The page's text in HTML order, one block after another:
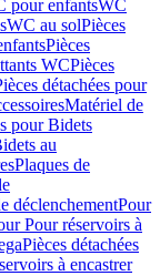
pour enfantsWC
WC au solPièces
Pièces
WCPièces
détachées pour
Matériel de
pour Bidets
au
Plaques de
déclenchementPour
Pour réservoirs à
Pièces détachées
à encastrer